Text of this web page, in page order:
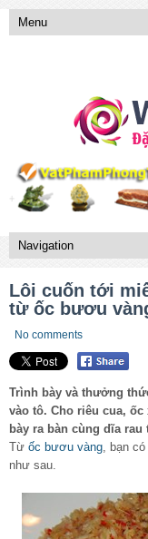
Lôi cuốn tới
từ ốc bươu
No comments
Trình bày và thưởng
vào tô. Cho riêu cua,
bày ra bàn cùng dĩa
Từ ốc bươu vàng, bạn
như sau.